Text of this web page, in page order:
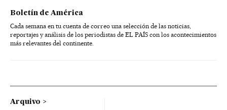
Boletín de América
Cada semana en tu cuenta de correo una selección de las noticias,
reportajes y análisis de los periodistas de EL PAÍS con los acontecimientos
más relevantes del continente.
Arquivo